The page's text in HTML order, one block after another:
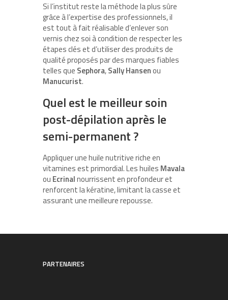
Si l’institut reste la méthode la plus sûre
grâce à l’expertise des professionnels, il
est tout à fait réalisable d’enlever son
vernis chez soi à condition de respecter les
étapes clés et d’utiliser des produits de
qualité proposés par des marques fiables
telles que Sephora,Sally Hansenou
Manucurist.
Quel est le meilleur soin
post-dépilation après le
semi-permanent ?
Appliquer une huile nutritive riche en
vitamines est primordial. Les huiles Mavala
ou Ecrinalnourrissent en profondeur et
renforcent la kératine, limitant la casse et
assurant une meilleure repousse.
PARTENAIRES